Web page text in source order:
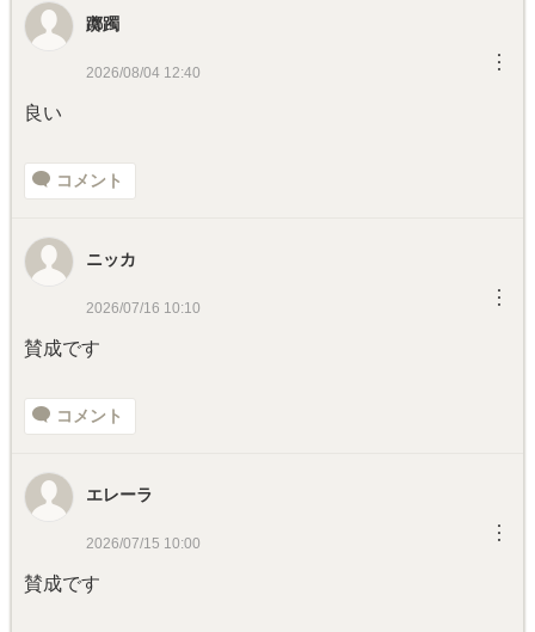
躑躅
2026/08/04 12:40 ︙
良い
コメント
ニッカ
2026/07/16 10:10 ︙
賛成です
コメント
エレーラ
2026/07/15 10:00 ︙
賛成です